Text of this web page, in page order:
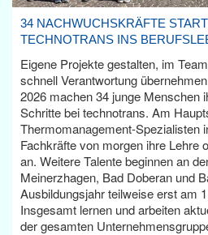
34 NACHWUCHSKRÄFTE
TECHNOTRANS INS
Eigene Projekte gestalten, im
schnell Verantwortung
2026 machen 34 junge Menschen
Schritte bei technotrans. Am
Thermomanagement-Spezialisten
Fachkräfte von morgen ihre Lehre
an. Weitere Talente beginnen an
Meinerzhagen, Bad Doberan und
Ausbildungsjahr teilweise erst am
Insgesamt lernen und arbeiten
der gesamten